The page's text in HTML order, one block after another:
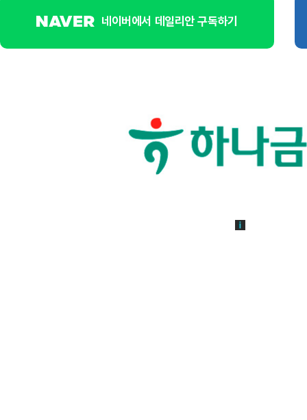
네이버에서 데일리안 구독하기